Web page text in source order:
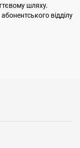
шляху.
відділу